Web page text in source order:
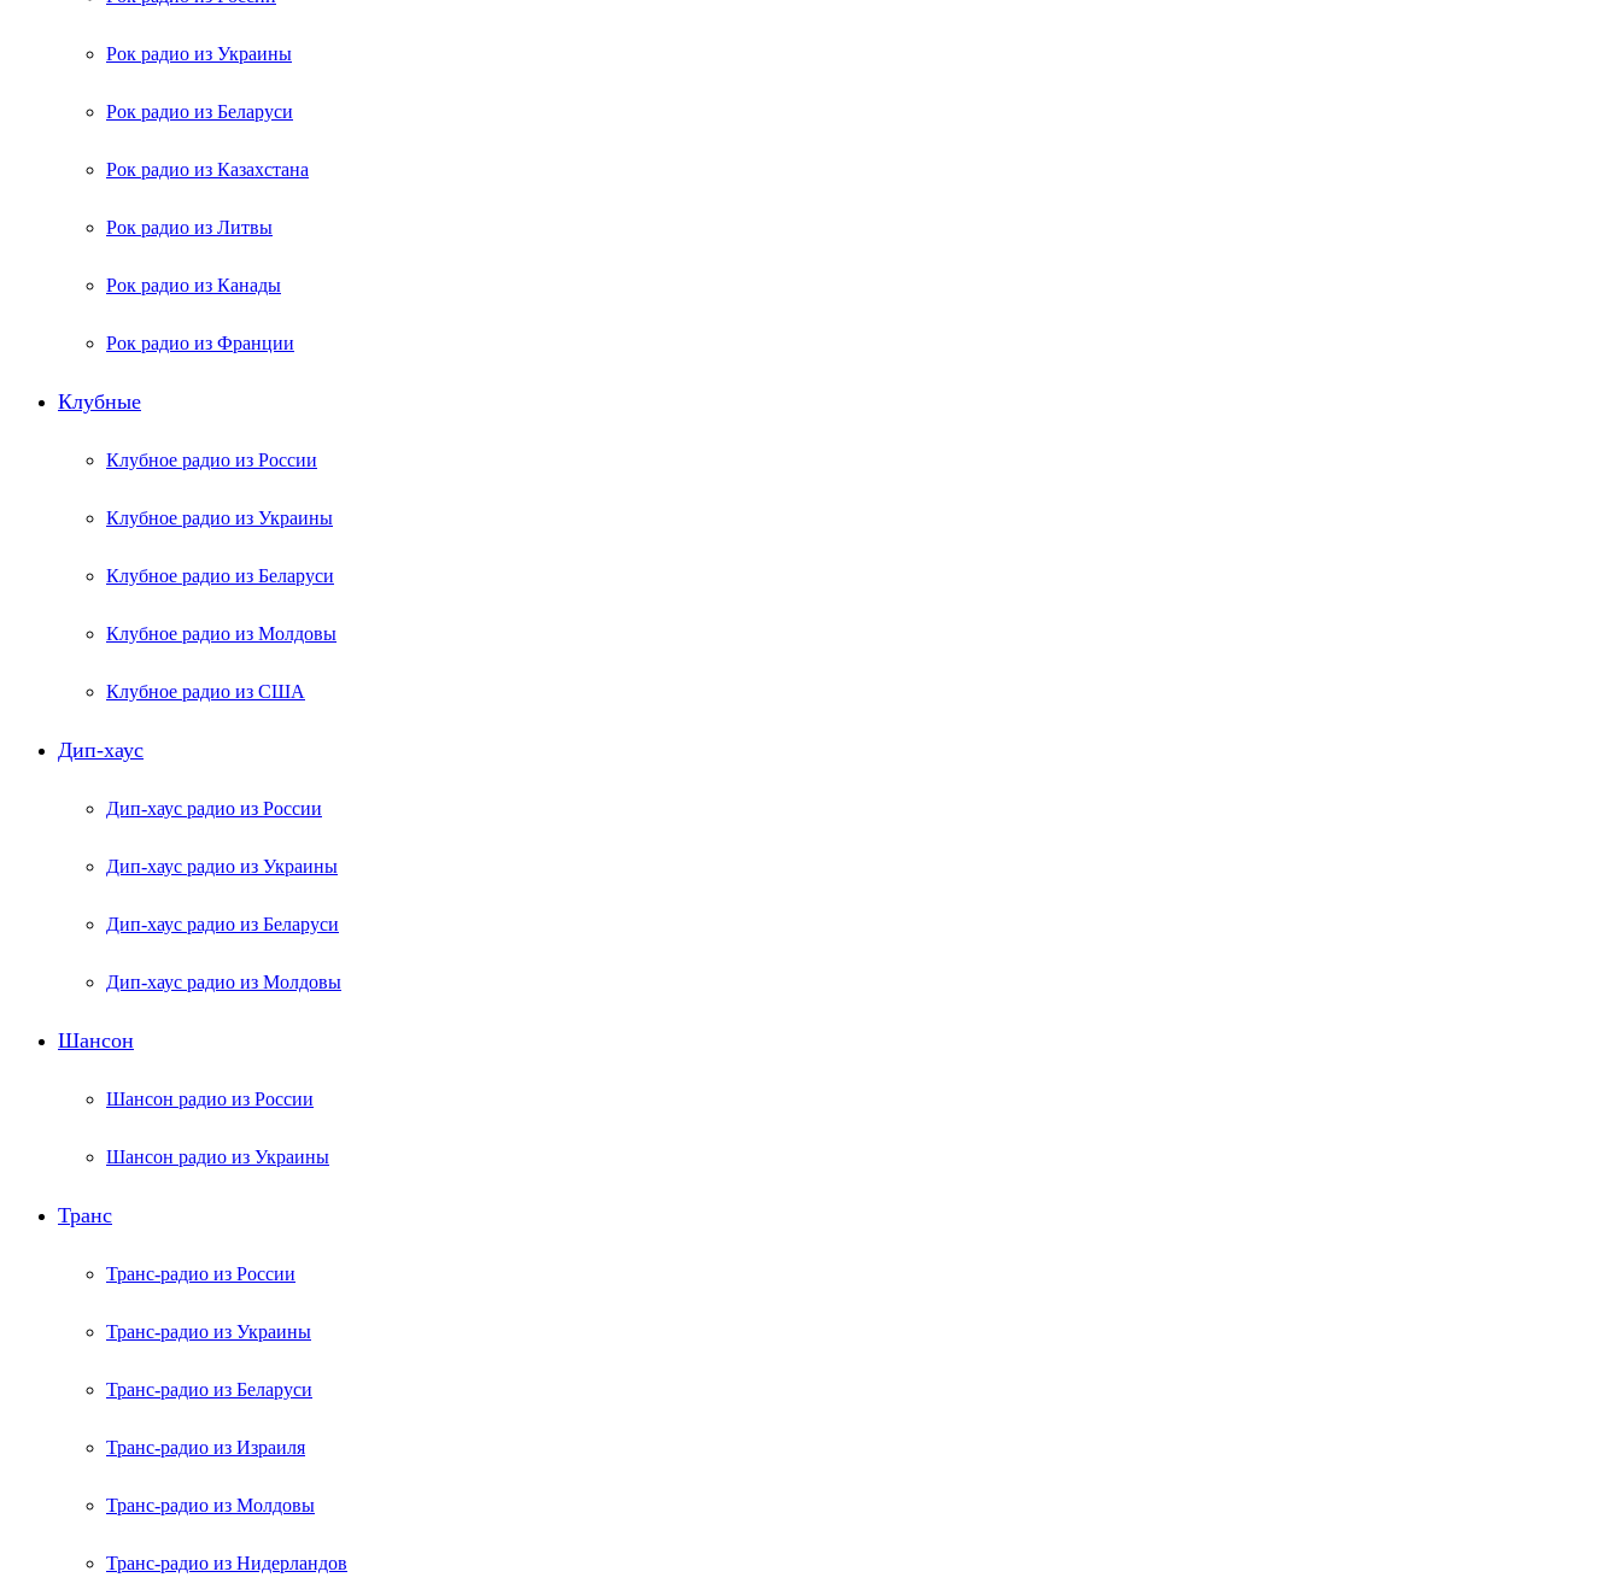
Рок радио из Украины
Рок радио из Беларуси
Рок радио из Казахстана
Рок радио из Литвы
Рок радио из Канады
Рок радио из Франции
Клубные
Клубное радио из России
Клубное радио из Украины
Клубное радио из Беларуси
Клубное радио из Молдовы
Клубное радио из США
Дип-хаус
Дип-хаус радио из России
Дип-хаус радио из Украины
Дип-хаус радио из Беларуси
Дип-хаус радио из Молдовы
Шансон
Шансон радио из России
Шансон радио из Украины
Транс
Транс-радио из России
Транс-радио из Украины
Транс-радио из Беларуси
Транс-радио из Израиля
Транс-радио из Молдовы
Транс-радио из Нидерландов